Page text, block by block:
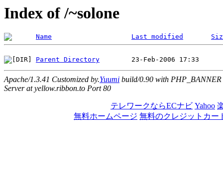
Index of /~solone
Name Last modified
Parent Directory
Apache/1.3.41 Customized by.Yuumi build/0.90 with PHP_BANNER
Server at yellow.ribbon.to Port 80
テレワークならECナビ Yahoo
無料ホームページ 無料のクレジットカー